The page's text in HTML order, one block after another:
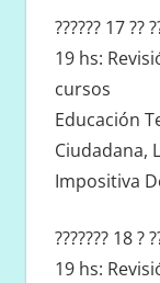
?????? 17 ??
19 hs:
cursos
Educación
Ciudadana,
Impositiva
??????? 18 ?
19 hs: